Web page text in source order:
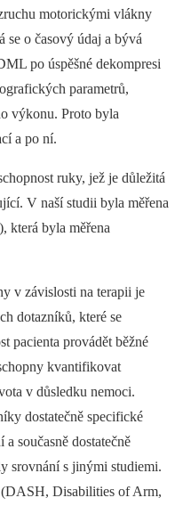
motorickými vlákny
se o časový údaj a bývá
po úspěšné dekompresi
parametrů,
výkonu. Proto byla
a po ní.
ruky, jež je důležitá
V naší studii byla měřena
která byla měřena
v závislosti na terapii je
dotazníků, které se
pacienta provádět běžné
kvantifikovat
v důsledku nemoci.
dostatečně specifické
současně dostatečně
srovnání s jinými studiemi.
Disabilities of Arm,